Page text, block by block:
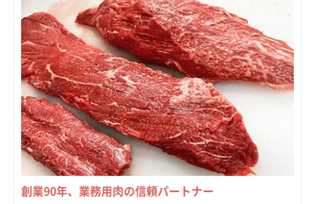
創業90年、業務用肉の信頼パートナー